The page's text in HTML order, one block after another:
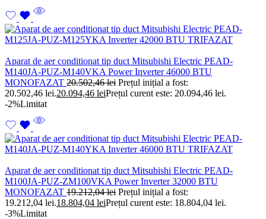
Aparat de aer conditionat tip duct Mitsubishi Electric PEAD-
M140JA-PUZ-M140VKA Power Inverter 46000 BTU
MONOFAZAT 20.502,46lei Prețul inițial a fost:
20.502,46 lei.20.094,46 leiPrețul curent este: 20.094,46 lei.
-2%Limitat
Aparat de aer conditionat tip duct Mitsubishi Electric PEAD-
M100JA-PUZ-ZM100VKA Power Inverter 32000 BTU
MONOFAZAT 19.212,04lei Prețul inițial a fost:
19.212,04 lei.18.804,04 leiPrețul curent este: 18.804,04 lei.
-3%Limitat